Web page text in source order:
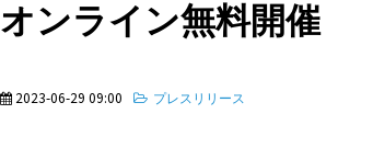
オンライン無料開催
2023-06-29 09:00 プレスリリース